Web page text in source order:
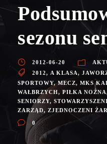
sezonu
2012-06-20
2012, A KLASA,
SPORTOWY, MECZ, MKS
WAŁBRZYCH, PIŁKA NOŻNA
SENIORZY,
ZARZĄD, ZJEDNOCZENI
0